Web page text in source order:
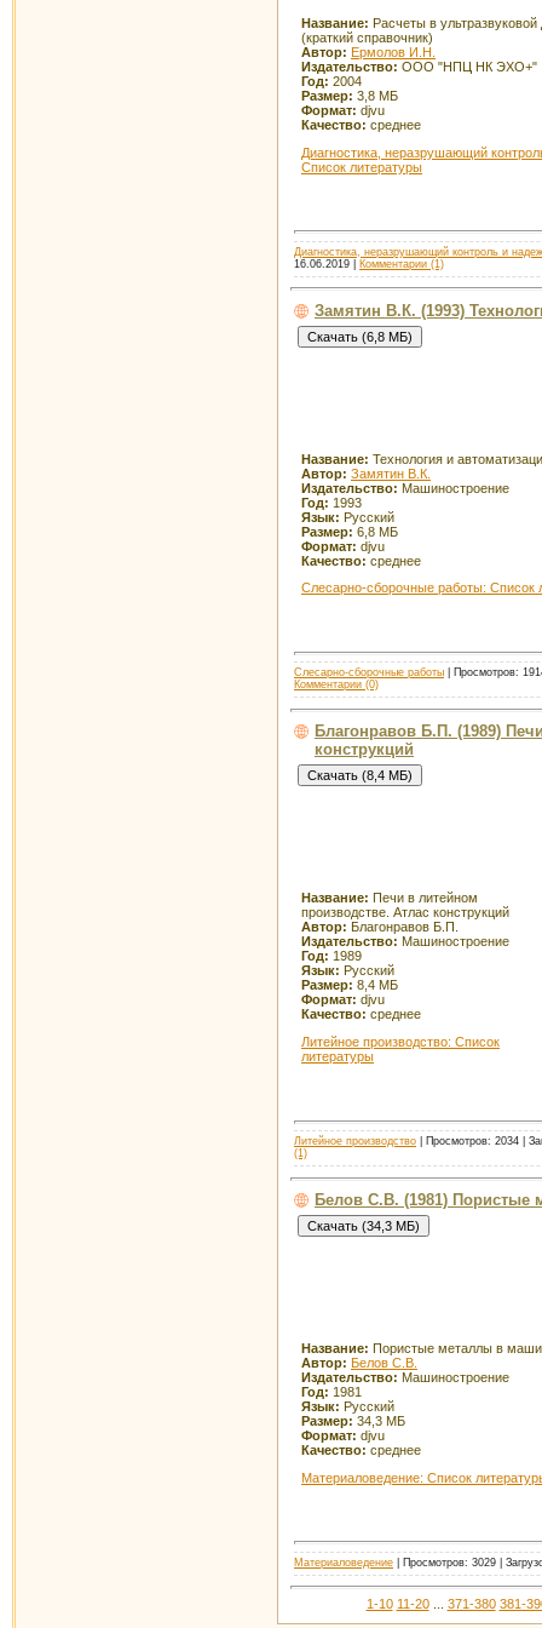
Название: Расчеты в
(краткий справочник)
Автор: Ермолов И.Н.
Издательство: ООО "НПЦ НК ЭХО+"
Год: 2004
Размер: 3,8 МБ
Формат: djvu
Качество: среднее
Диагностика, неразрушающий
Список литературы
Диагностика, неразрушающий контроль и
16.06.2019
Комментарии (1)
Замятин В.К. (1993)
Название: Технология и
Автор: Замятин В.К.
Издательство: Машиностроение
Год: 1993
Язык: Русский
Размер: 6,8 МБ
Формат: djvu
Качество: среднее
Слесарно-сборочные работы: Список
Слесарно-сборочные работы | Просмотров:
Комментарии (0)
Благонравов Б.П. (1989)
конструкций
Название: Печи в литейном
производстве. Атлас конструкций
Автор: Благонравов Б.П.
Издательство: Машиностроение
Год: 1989
Язык: Русский
Размер: 8,4 МБ
Формат: djvu
Качество: среднее
Литейное производство: Список
литературы
Литейное производство | Просмотров: 2034 |
(1)
Белов С.В. (1981) Пористые
Название: Пористые металлы в
Автор: Белов С.В.
Издательство: Машиностроение
Год: 1981
Язык: Русский
Размер: 34,3 МБ
Формат: djvu
Качество: среднее
Материаловедение: Список
Материаловедение | Просмотров: 3029 |
1-10 11-20 371-380 381-